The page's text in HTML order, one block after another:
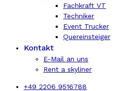
Fachkraft VT
Techniker
Event Trucker
Quereinsteiger
Kontakt
E-Mail an uns
Rent a skyliner
+49 2206 9516788